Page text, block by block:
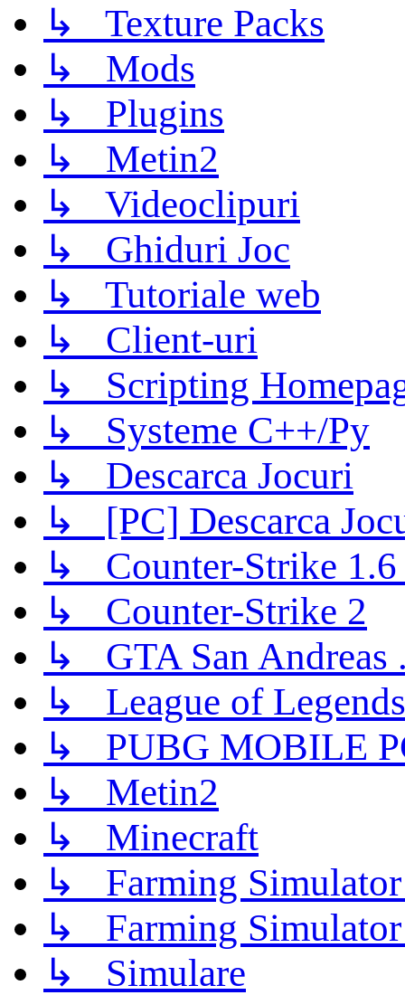
↳ Texture Packs
↳ Mods
↳ Plugins
↳ Metin2
↳ Videoclipuri
↳ Ghiduri Joc
↳ Tutoriale web
↳ Client-uri
↳ Scripting
↳ Systeme C++/Py
↳ Descarca Jocuri
↳ [PC] Descarca
↳ Counter-Strike 1.6
↳ Counter-Strike 2
↳ GTA San Andreas
↳ League of Legends
↳ PUBG MOBILE
↳ Metin2
↳ Minecraft
↳ Farming
↳ Farming
↳ Simulare